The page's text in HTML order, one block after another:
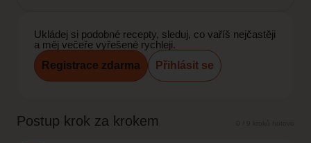
Ukládej si podobné recepty, sleduj, co vaříš nejčastěji
a měj večeře vyřešené rychleji.
Registrace zdarma
Přihlásit se
Postup krok za krokem